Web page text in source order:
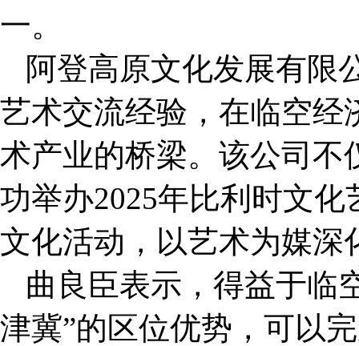
一。
阿登高原文化发展有限
艺术交流经验，在临空经
术产业的桥梁。该公司不
功举办2025年比利时文
文化活动，以艺术为媒深
曲良臣表示，得益于临
津冀”的区位优势，可以